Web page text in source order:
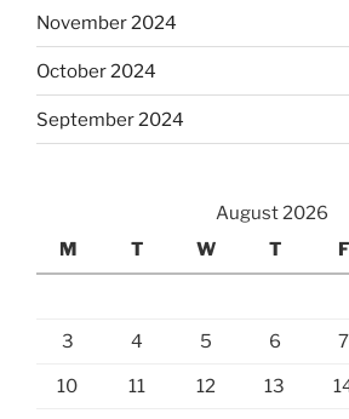
November 2024
October 2024
September 2024
August 2026
M
T W T F
3 4 5 6 7
10 11 12 13